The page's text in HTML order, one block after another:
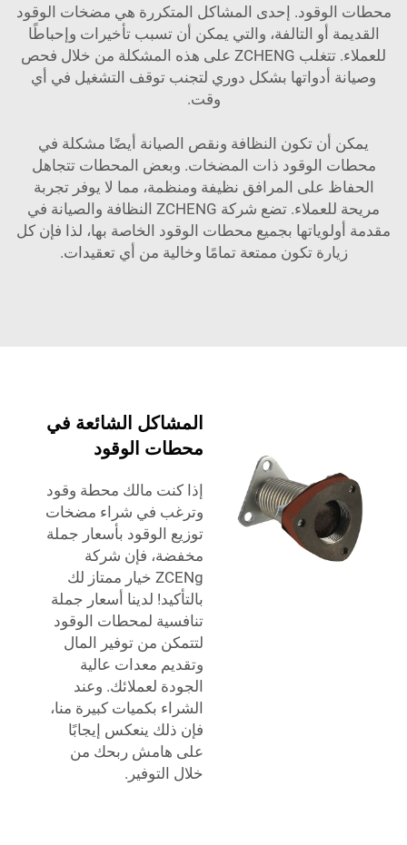
محطات الوقود. إحدى المشاكل المتكررة هي مضخات الوقود
القديمة أو التالفة، والتي يمكن أن تسبب تأخيرات وإحباطًا
للعملاء. تتغلب ZCHENG على هذه المشكلة من خلال فحص
وصيانة أدواتها بشكل دوري لتجنب توقف التشغيل في أي
وقت.
يمكن أن تكون النظافة ونقص الصيانة أيضًا مشكلة في
محطات الوقود ذات المضخات. وبعض المحطات تتجاهل
الحفاظ على المرافق نظيفة ومنظمة، مما لا يوفر تجربة
مريحة للعملاء. تضع شركة ZCHENG النظافة والصيانة في
مقدمة أولوياتها بجميع محطات الوقود الخاصة بها، لذا فإن كل
زيارة تكون ممتعة تمامًا وخالية من أي تعقيدات.
المشاكل الشائعة في
محطات الوقود
إذا كنت مالك محطة وقود
وترغب في شراء مضخات
توزيع الوقود بأسعار جملة
مخفضة، فإن شركة
ZCENg خيار ممتاز لك
بالتأكيد! لدينا أسعار جملة
تنافسية لمحطات الوقود
لتتمكن من توفير المال
وتقديم معدات عالية
الجودة لعملائك. وعند
الشراء بكميات كبيرة منا،
فإن ذلك ينعكس إيجابًا
على هامش ربحك من
خلال التوفير.